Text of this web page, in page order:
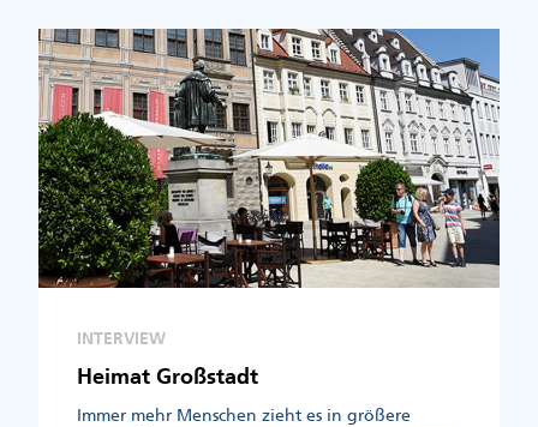
INTERVIEW
Heimat Großstadt
Immer mehr Menschen zieht es in größere